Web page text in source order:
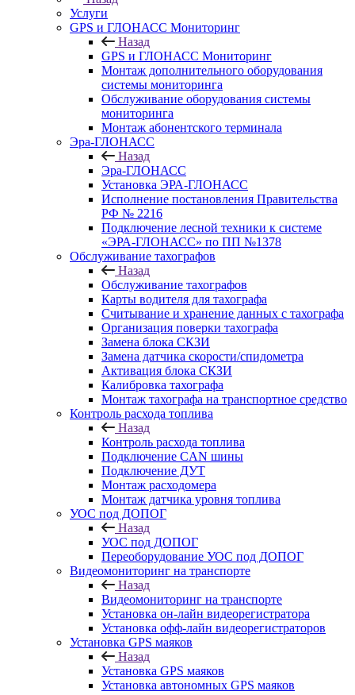
Услуги
GPS и ГЛОНАСС Мониторинг
Назад
GPS и ГЛОНАСС Мониторинг
Монтаж дополнительного оборудования
системы мониторинга
Обслуживание оборудования системы
мониторинга
Монтаж абонентского терминала
Эра-ГЛОНАСС
Назад
Эра-ГЛОНАСС
Установка ЭРА-ГЛОНАСС
Исполнение постановления Правительства
РФ № 2216
Подключение лесной техники к системе
«ЭРА-ГЛОНАСС» по ПП №1378
Обслуживание тахографов
Назад
Обслуживание тахографов
Карты водителя для тахографа
Считывание и хранение данных с тахографа
Организация поверки тахографа
Замена блока СКЗИ
Замена датчика скорости/спидометра
Активация блока СКЗИ
Калибровка тахографа
Монтаж тахографа на транспортное средство
Контроль расхода топлива
Назад
Контроль расхода топлива
Подключение CAN шины
Подключение ДУТ
Монтаж расходомера
Монтаж датчика уровня топлива
УОС под ДОПОГ
Назад
УОС под ДОПОГ
Переоборудование УОС под ДОПОГ
Видеомониторинг на транспорте
Назад
Видеомониторинг на транспорте
Установка он-лайн видеорегистратора
Установка офф-лайн видеорегистраторов
Установка GPS маяков
Назад
Установка GPS маяков
Установка автономных GPS маяков